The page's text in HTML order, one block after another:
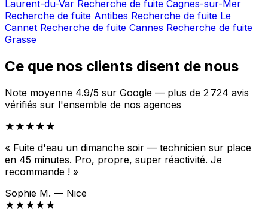
Laurent-du-Var Recherche de fuite Cagnes-sur-Mer
Recherche de fuite Antibes Recherche de fuite Le
Cannet Recherche de fuite Cannes Recherche de fuite
Grasse
Ce que nos clients disent de nous
Note moyenne 4.9/5 sur Google — plus de 2 724 avis
vérifiés sur l'ensemble de nos agences
★★★★★
« Fuite d'eau un dimanche soir — technicien sur place
en 45 minutes. Pro, propre, super réactivité. Je
recommande ! »
Sophie M. — Nice
★★★★★